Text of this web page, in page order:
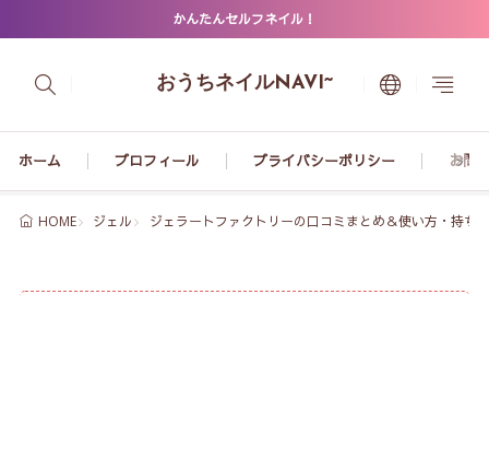
かんたんセルフネイル！
おうちネイルNAVI~
ホーム プロフィール プライバシーポリシー お問
HOME ジェル ジェラートファクトリーの口コミまとめ＆使い方・持ち